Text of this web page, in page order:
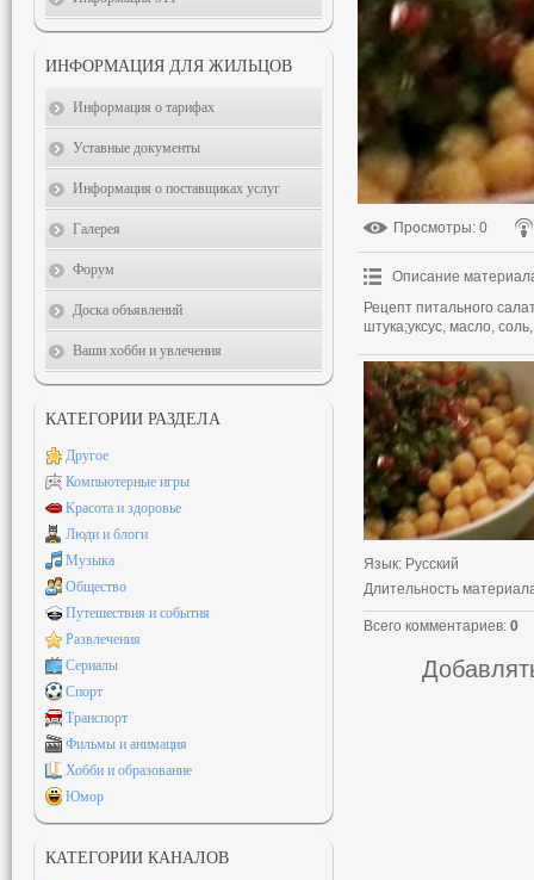
Просмотры: 0
Описание
Рецепт питального
штука;уксус, масло,
Язык: Русский
Длительность
Всего комментариев: 0
ИНФОРМАЦИЯ ДЛЯ ЖИЛЬЦОВ
Информация о тарифах
Уставные документы
Информация о поставщиках услуг
Галерея
Форум
Доска объявлений
Ваши хобби и увлечения
КАТЕГОРИИ РАЗДЕЛА
Другое
Компьютерные игры
Красота и здоровье
Люди и блоги
Музыка
Общество
Путешествия и события
Развлечения
Сериалы
Спорт
Транспорт
Фильмы и анимация
Хобби и образование
Юмор
КАТЕГОРИИ КАНАЛОВ